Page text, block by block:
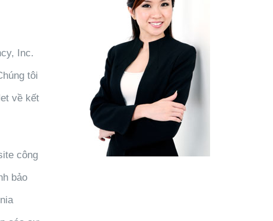
Inc.
tôi
về kết
công
bảo